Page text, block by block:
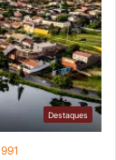
Destaques
991